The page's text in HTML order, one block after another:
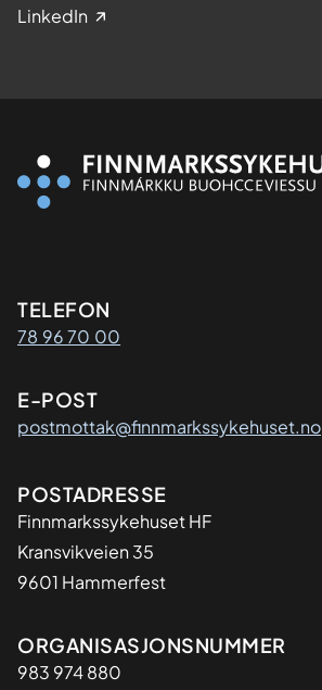
LinkedIn
Kontaktinformasjon
TELEFON
78 96 70 00
E-POST
postmottak@finnmarkssykehuset.no
Adresse
POSTADRESSE
Finnmarkssykehuset HF
Kransvikveien 35
9601 Hammerfest
Organisasjon
ORGANISASJONSNUMMER
983 974 880